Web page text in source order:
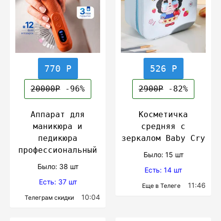
770 Р
20000Р -96%
Аппарат для
маникюра и
педикюра
профессиональный
Было: 38 шт
Есть: 37 шт
Телеграм скидки 10:04
526 Р
2900Р -82%
Косметичка
средняя с
зеркалом Baby Cry
Было: 15 шт
Есть: 14 шт
Еще в Телеге 11:46